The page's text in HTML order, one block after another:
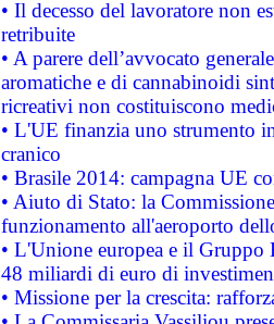
• Il decesso del lavoratore non
retribuite
• A parere dell’avvocato
aromatiche e di cannabinoidi
ricreativi non costituiscono
• L'UE finanzia uno strumento
cranico
• Brasile 2014: campagna UE
• Aiuto di Stato: la
funzionamento all'aeroporto
• L'Unione europea e il
48 miliardi di euro di
• Missione per la crescita: